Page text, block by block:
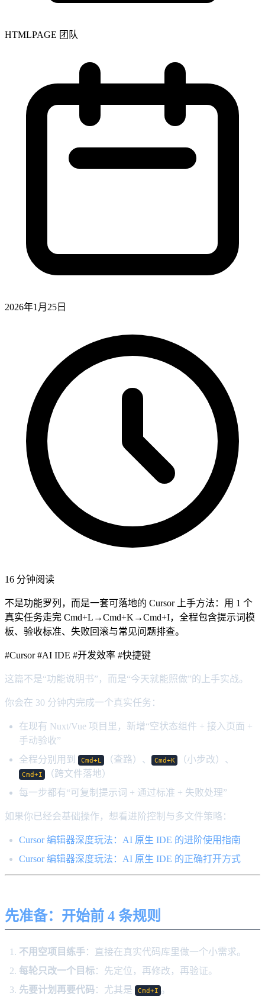
HTMLPAGE 团队
2026年1月25日
16 分钟阅读
不是功能罗列，而是一套可落地的 Cursor 上手方法：用 1 个
真实任务走完 Cmd+L→Cmd+K→Cmd+I，全程包含提示词模
板、验收标准、失败回滚与常见问题排查。
#Cursor#AI IDE #开发效率 #快捷键
这篇不是“功能说明书”，而是“今天就能照做”的上手实战。
你会在 30 分钟内完成一个真实任务：
在现有 Nuxt/Vue 项目里，新增“空状态组件 + 接入页面 +
手动验收”
全程分别用到
Cmd+L （查路）、 Cmd+K （小步改）、
Cmd+I
（跨文件落地）
每一步都有“可复制提示词 + 通过标准 + 失败处理”
如果你已经会基础操作，想看进阶控制与多文件策略：
Cursor 编辑器深度玩法：AI 原生 IDE 的进阶使用指南
Cursor 编辑器深度玩法：AI 原生 IDE 的正确打开方式
先准备：开始前 4 条规则
不用空项目练手：直接在真实代码库里做一个小需求。
每轮只改一个目标：先定位，再修改，再验证。
先要计划再要代码：尤其是 Cmd+I 。